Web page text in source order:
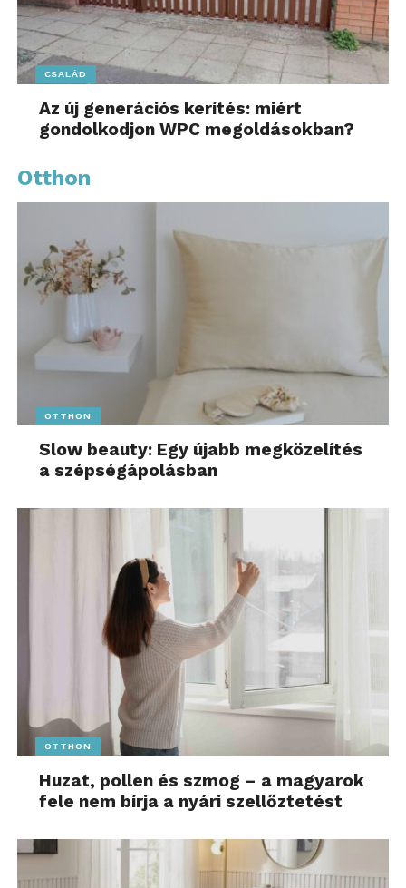
CSALÁD
Az új generációs kerítés: miért
gondolkodjon WPC megoldásokban?
Otthon
OTTHON
Slow beauty: Egy újabb megközelítés
a szépségápolásban
OTTHON
Huzat, pollen és szmog – a magyarok
fele nem bírja a nyári szellőztetést